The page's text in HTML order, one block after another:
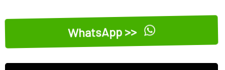
WhatsApp >>